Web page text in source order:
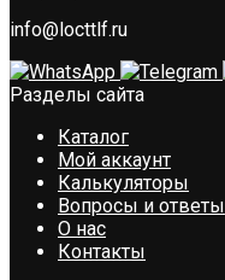
info@locttlf.ru
Разделы сайта
Каталог
Мой аккаунт
Калькуляторы
Вопросы и ответы
О нас
Контакты